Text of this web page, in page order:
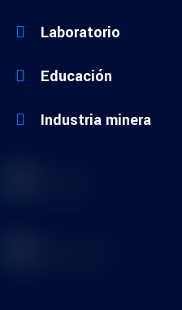
Laboratorio
Educación
Industria minera